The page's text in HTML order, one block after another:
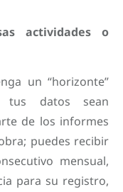
actividades o
un “horizonte”
tus datos sean
de los informes
puedes recibir
mensual,
para su registro,